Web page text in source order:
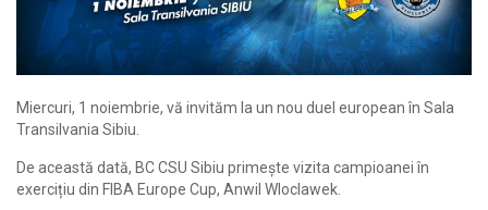
Miercuri, 1 noiembrie, vă invităm la un nou duel european în Sala
Transilvania Sibiu.
De această dată, BC CSU Sibiu primește vizita campioanei în
exercițiu din FIBA Europe Cup, Anwil Wloclawek.